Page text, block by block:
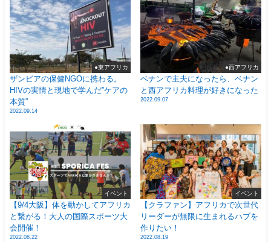
●東アフリカ
ザンビアの保健NGOに携わる。
HIVの実情と現地で学んだ”ケアの
本質”
2022.09.14
●西アフリカ
ベナンで主夫になったら、ベナン
と西アフリカ料理が好きになった
2022.09.07
イベント
【9/4大阪】体を動かしてアフリカ
と繋がる！大人の国際スポーツ大
会開催！
2022.08.22
イベント
【クラファン】アフリカで次世代
リーダーが無限に生まれるハブを
作りたい！
2022.08.19